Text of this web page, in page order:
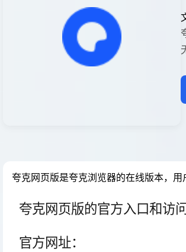
夸克网页版是夸克浏览器的在线版本，
夸克网页版的官方入口和访
官方网址：